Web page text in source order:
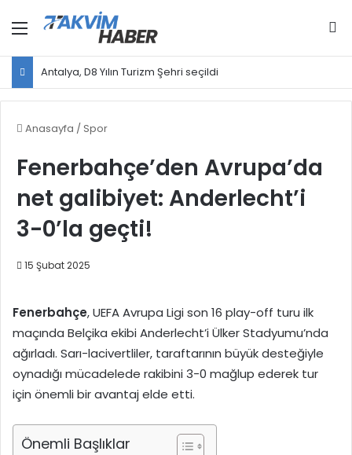
Menü
Antalya, D8 Yılın Turizm Şehri seçildi
Anasayfa / Spor
Fenerbahçe’den Avrupa’da
net galibiyet: Anderlecht’i
3-0’la geçti!
15 Şubat 2025
Fenerbahçe, UEFA Avrupa Ligi son 16 play-off turu ilk
maçında Belçika ekibi Anderlecht’i Ülker Stadyumu’nda
ağırladı. Sarı-lacivertliler, taraftarının büyük desteğiyle
oynadığı mücadelede rakibini 3-0 mağlup ederek tur
için önemli bir avantaj elde etti.
Önemli Başlıklar